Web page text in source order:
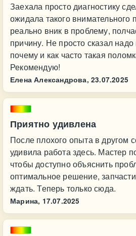
Заехала просто диагностику
ожидала такого внимательного
реально вник в проблему,
причину. Не просто сказал
почему и как часто такая
Рекомендую!
Елена Александрова, 23.07.2025
Приятно удивлена
После плохого опыта в другом
удивила работа здесь. Мастер
чтобы доступно объяснить
оптимальное решение,
ждать. Теперь только сюда.
Марина, 17.07.2025